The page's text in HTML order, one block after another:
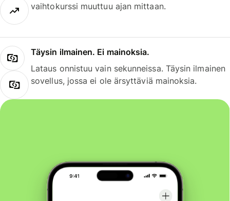
vaihtokurssi muuttuu ajan mittaan.
Täysin ilmainen. Ei mainoksia.
Lataus onnistuu vain sekunneissa. Täysin ilmainen
sovellus, jossa ei ole ärsyttäviä mainoksia.